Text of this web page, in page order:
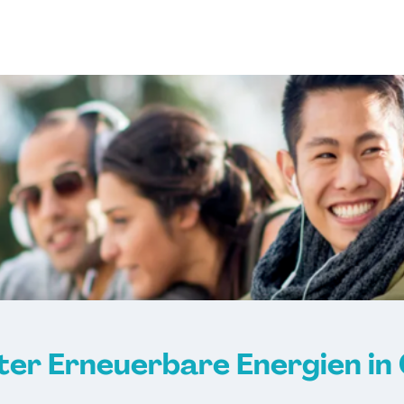
Erneuerbare Energien in